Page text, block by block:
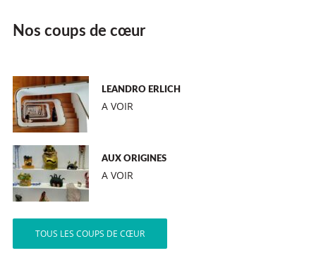
Nos coups de cœur
LEANDRO ERLICH
A VOIR
AUX ORIGINES
A VOIR
TOUS LES COUPS DE CŒUR